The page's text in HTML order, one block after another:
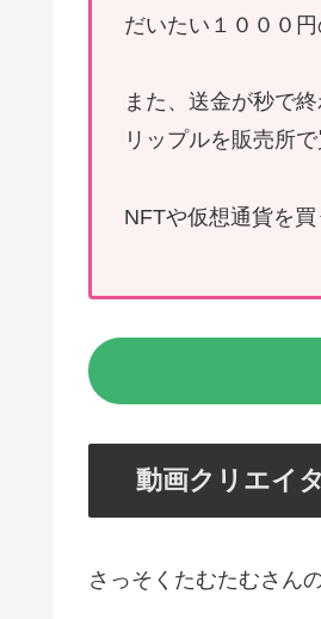
だいたい１０００
また、送金が秒で
リップルを販売所
NFTや仮想通貨を買
動画クリエイ
さっそくたむたむさん